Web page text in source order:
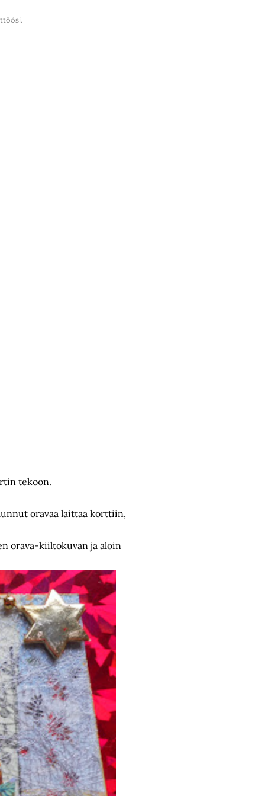
tekoon.
oravaa laittaa korttiin,
orava-kiiltokuvan ja aloin